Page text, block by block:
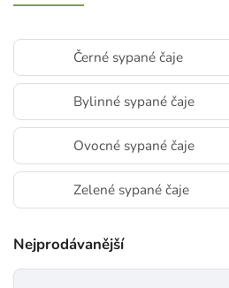
Černé sypané čaje
Bylinné sypané čaje
Ovocné sypané čaje
Zelené sypané čaje
Nejprodávanější